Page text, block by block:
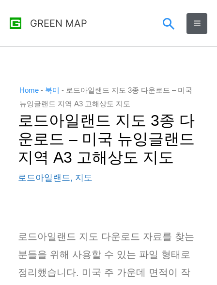
GREEN MAP
검
색
Home - 북미 - 로드아일랜드 지도 3종 다운로드 – 미국
뉴잉글랜드 지역 A3 고해상도 지도
로드아일랜드 지도 3종 다
운로드 – 미국 뉴잉글랜드
지역 A3 고해상도 지도
로드아일랜드, 지도
로드아일랜드 지도 다운로드 자료를 찾는
분들을 위해 사용할 수 있는 파일 형태로
정리했습니다. 미국 주 가운데 면적이 작